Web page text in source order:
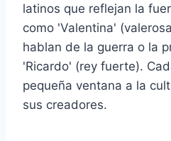
latinos que reflejan la
como 'Valentina'
hablan de la guerra o la
'Ricardo' (rey fuerte).
pequeña ventana a la
sus creadores.